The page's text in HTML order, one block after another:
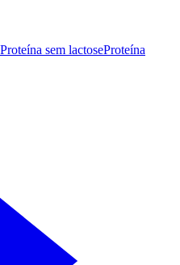
Proteína sem lactoseProteína